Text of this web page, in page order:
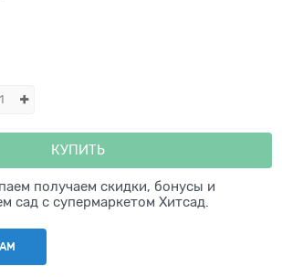
КУПИТЬ
получаем скидки, бонусы и
сад с супермаркетом Хитсад.